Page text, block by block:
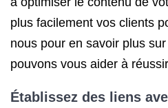
plus facilement vos clients
nous pour en savoir plus
pouvons vous aider à
Établissez des liens